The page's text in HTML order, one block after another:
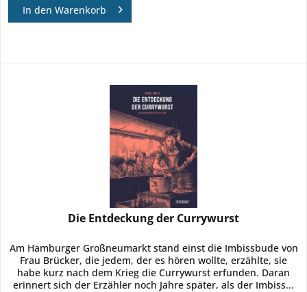
In den Warenkorb
Die Entdeckung der Currywurst
Am Hamburger Großneumarkt stand einst die Imbissbude von
Frau Brücker, die jedem, der es hören wollte, erzählte, sie
habe kurz nach dem Krieg die Currywurst erfunden. Daran
erinnert sich der Erzähler noch Jahre später, als der Imbiss...